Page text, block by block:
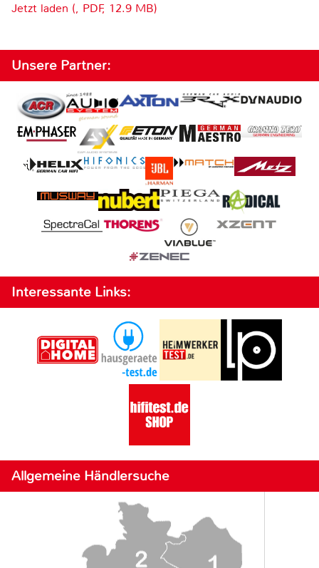
Jetzt laden (, PDF, 12.9 MB)
Unsere Partner:
Interessante Links:
Allgemeine Händlersuche